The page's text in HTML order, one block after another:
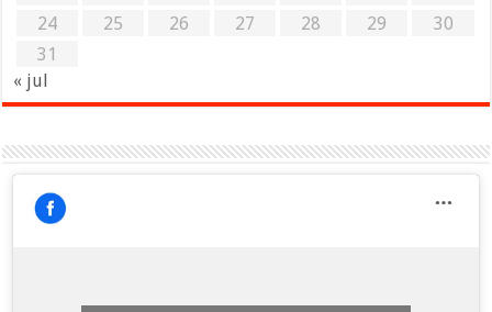
24
25 26 27 28 29
30
31
« jul